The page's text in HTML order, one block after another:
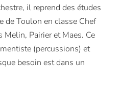
il reprend des études
de Toulon en classe Chef
Melin, Pairier et Maes. Ce
(percussions) et
besoin est dans un